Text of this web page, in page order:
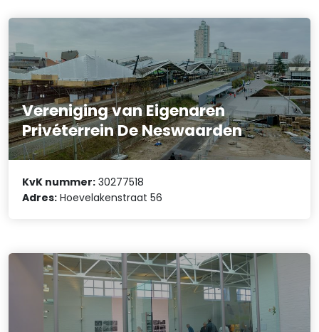
Vereniging van Eigenaren
Privéterrein De Neswaarden
KvK nummer: 30277518
Adres: Hoevelakenstraat 56